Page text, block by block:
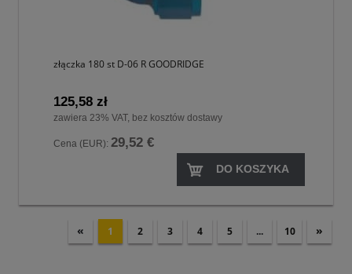
złączka 180 st D-06 R GOODRIDGE
125,58 zł
zawiera 23% VAT, bez kosztów dostawy
Cena (EUR): 29,52 €
DO KOSZYKA
« 1 2 3 4 5 ... 10 »